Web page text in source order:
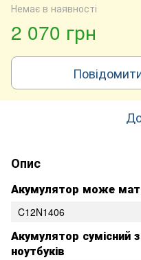
Немає в наявності
2 070 грн
Опис
Акумулятор може
C12N1406
Акумулятор сумісний
ноутбуків